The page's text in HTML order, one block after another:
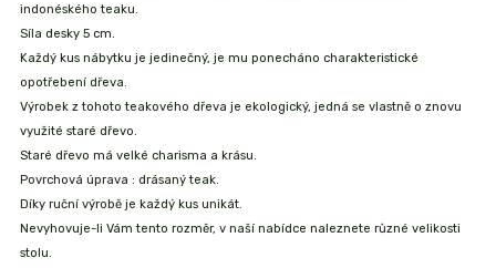
indonéského teaku.
Síla desky 5 cm.
Každý kus nábytku je jedinečný, je mu ponecháno charakteristické
opotřebení dřeva.
Výrobek z tohoto teakového dřeva je ekologický, jedná se vlastně o znovu
využité staré dřevo.
Staré dřevo má velké charisma a krásu.
Povrchová úprava : drásaný teak.
Díky ruční výrobě je každý kus unikát.
Nevyhovuje-li Vám tento rozměr, v naší nabídce naleznete různé velikosti
stolu.